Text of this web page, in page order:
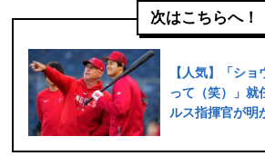
次はこちらへ！
【人気】「シ
って（笑）」就
ルス指揮官が明
運だよ」